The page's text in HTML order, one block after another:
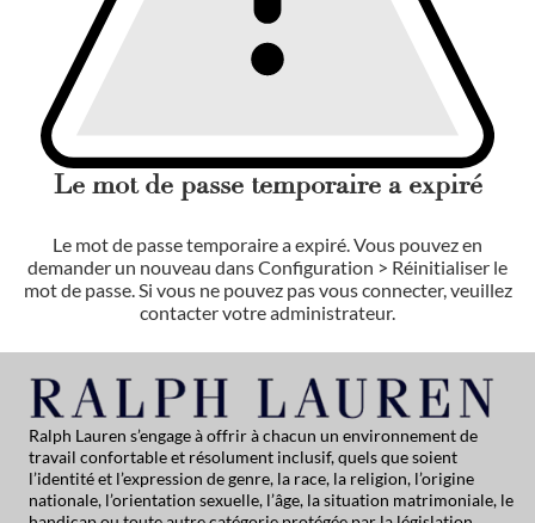
Le mot de passe temporaire a expiré
Le mot de passe temporaire a expiré. Vous pouvez en
demander un nouveau dans Configuration > Réinitialiser le
mot de passe. Si vous ne pouvez pas vous connecter, veuillez
contacter votre administrateur.
Ralph Lauren s’engage à offrir à chacun un environnement de
travail confortable et résolument inclusif, quels que soient
l’identité et l’expression de genre, la race, la religion, l’origine
nationale, l’orientation sexuelle, l’âge, la situation matrimoniale, le